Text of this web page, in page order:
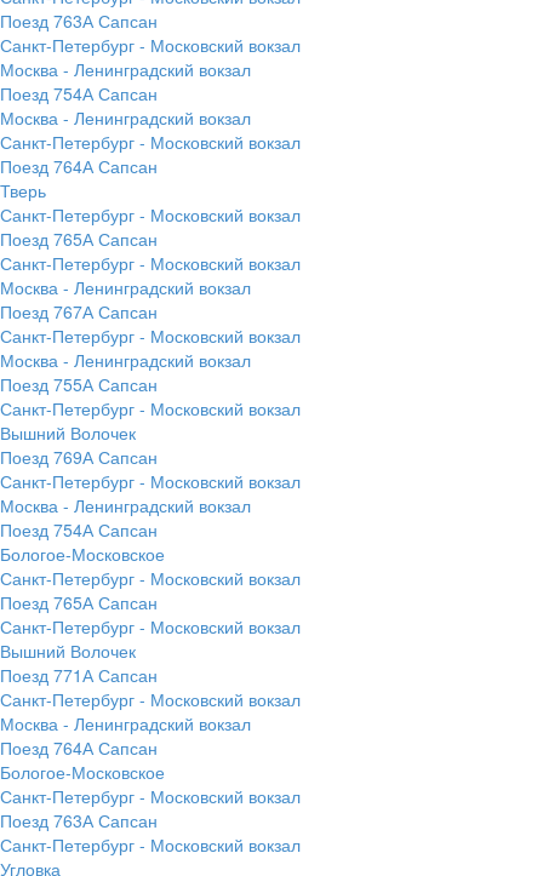
Поезд 763А Сапсан
Санкт-Петербург - Московский вокзал
Москва - Ленинградский вокзал
Поезд 754А Сапсан
Москва - Ленинградский вокзал
Санкт-Петербург - Московский вокзал
Поезд 764А Сапсан
Тверь
Санкт-Петербург - Московский вокзал
Поезд 765А Сапсан
Санкт-Петербург - Московский вокзал
Москва - Ленинградский вокзал
Поезд 767А Сапсан
Санкт-Петербург - Московский вокзал
Москва - Ленинградский вокзал
Поезд 755А Сапсан
Санкт-Петербург - Московский вокзал
Вышний Волочек
Поезд 769А Сапсан
Санкт-Петербург - Московский вокзал
Москва - Ленинградский вокзал
Поезд 754А Сапсан
Бологое-Московское
Санкт-Петербург - Московский вокзал
Поезд 765А Сапсан
Санкт-Петербург - Московский вокзал
Вышний Волочек
Поезд 771А Сапсан
Санкт-Петербург - Московский вокзал
Москва - Ленинградский вокзал
Поезд 764А Сапсан
Бологое-Московское
Санкт-Петербург - Московский вокзал
Поезд 763А Сапсан
Санкт-Петербург - Московский вокзал
Угловка